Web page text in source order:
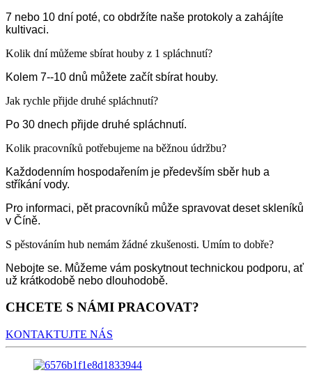
7 nebo 10 dní poté, co obdržíte naše protokoly a zahájíte
kultivaci.
Kolik dní můžeme sbírat houby z 1 spláchnutí?
Kolem 7--10 dnů můžete začít sbírat houby.
Jak rychle přijde druhé spláchnutí?
Po 30 dnech přijde druhé spláchnutí.
Kolik pracovníků potřebujeme na běžnou údržbu?
Každodenním hospodařením je především sběr hub a
stříkání vody.
Pro informaci, pět pracovníků může spravovat deset skleníků
v Číně.
S pěstováním hub nemám žádné zkušenosti. Umím to dobře?
Nebojte se. Můžeme vám poskytnout technickou podporu, ať
už krátkodobě nebo dlouhodobě.
CHCETE S NÁMI PRACOVAT?
KONTAKTUJTE NÁS